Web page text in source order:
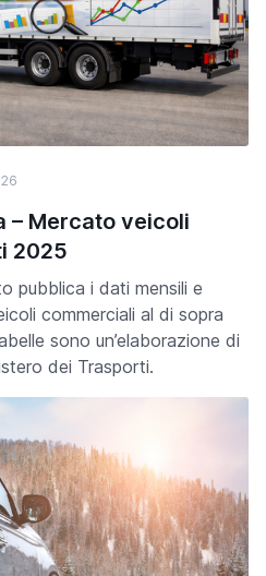
– Mercato veicoli
2025
pubblica i dati mensili e
commerciali al di sopra
sono un’elaborazione di
dei Trasporti.